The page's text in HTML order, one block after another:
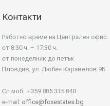
Контакти
Работно време на Централен офис:
от 8:30 ч. – 17:30 ч.
от понеделник до петък
Пловдив, ул. Любен Каравелов 9Б
Сл.моб.: +359 885 335 840
e-mail: office@foxestates.bg